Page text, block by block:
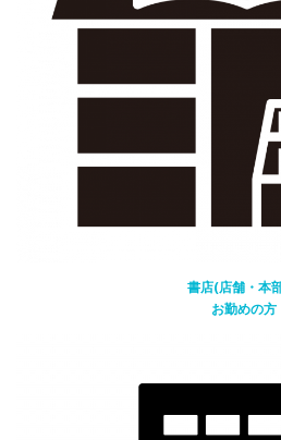
書店(店舗・本
お勤めの方